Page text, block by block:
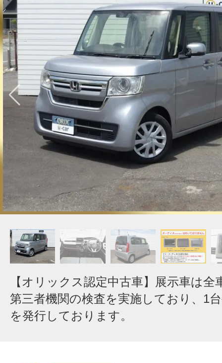
【オリックス認定中古車】展示車は全
第三者機関の検査を実施しており、1
を発行しております。